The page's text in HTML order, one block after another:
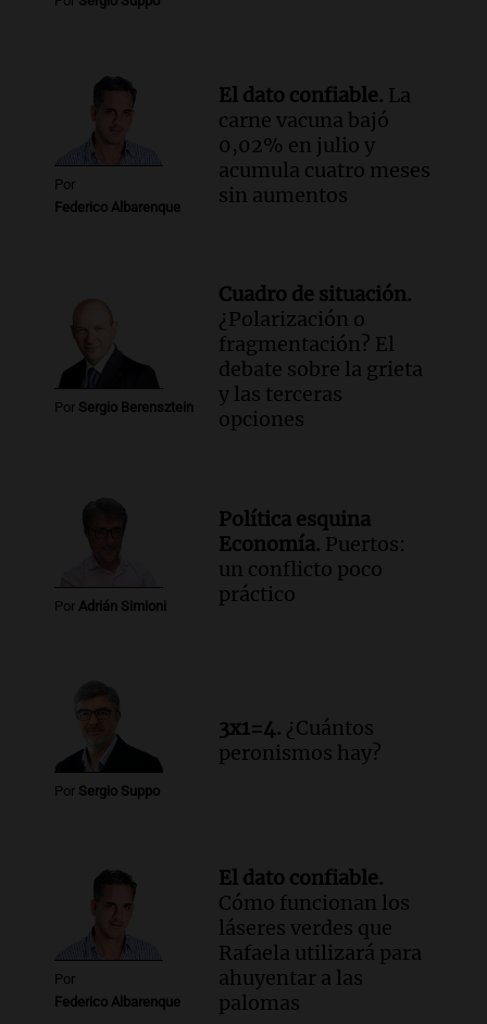
Audio.El índice asado del Mercado
Norte muestra una leve baja en el costo
para 10 personas
Noticias
Episodios
Por
Federico Albarenque
El dato confiable. La
carne vacuna bajó
0,02% en julio y
acumula cuatro meses
sin aumentos
Por Sergio Berensztein
Cuadro de situación.
¿Polarización o
fragmentación? El
debate sobre la grieta
y las terceras
opciones
Por Adrián Simioni
Política esquina
Economía. Puertos:
un conflicto poco
práctico
Por Sergio Suppo
3x1=4. ¿Cuántos
peronismos hay?
Por
Federico Albarenque
El dato confiable.
Cómo funcionan los
láseres verdes que
Rafaela utilizará para
ahuyentar a las
palomas